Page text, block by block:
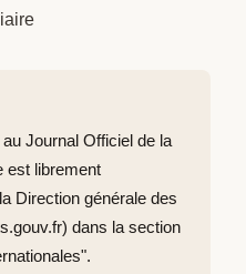
Journal Officiel de la
est librement
Direction générale des
dans la section